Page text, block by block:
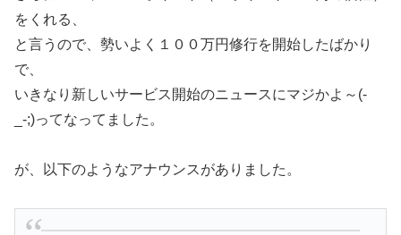
をくれる、
と言うので、勢いよく１００万円修行を開始したばかり
で、
いきなり新しいサービス開始のニュースにマジかよ～(-
_-;)ってなってました。
が、以下のようなアナウンスがありました。